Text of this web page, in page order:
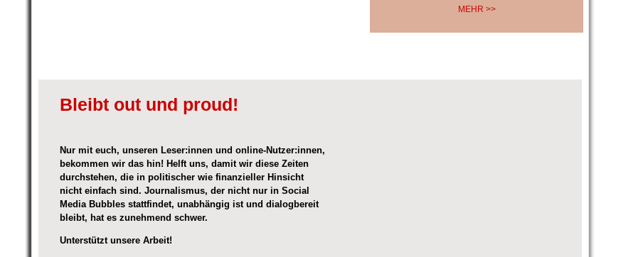
MEHR >>
Bleibt out und proud!
Nur mit euch, unseren Leser:innen und online-Nutzer:innen,
bekommen wir das hin! Helft uns, damit wir diese Zeiten
durchstehen, die in politischer wie finanzieller Hinsicht
nicht einfach sind. Journalismus, der nicht nur in Social
Media Bubbles stattfindet, unabhängig ist und dialogbereit
bleibt, hat es zunehmend schwer.
Unterstützt unsere Arbeit!